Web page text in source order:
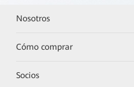
Nosotros
Cómo comprar
Socios